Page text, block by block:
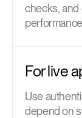
checks,
For live
Use
depend on